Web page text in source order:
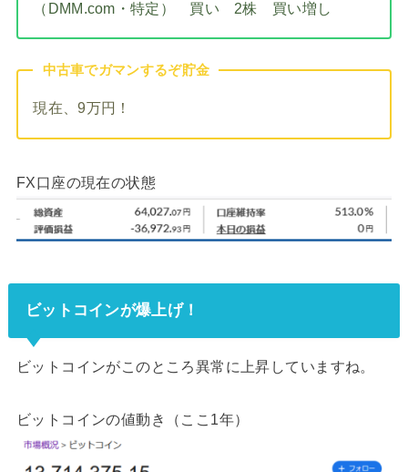
（DMM.com・特定） 買い 2株 買い増し
中古車でガマンするぞ貯金
現在、9万円！
FX口座の現在の状態
ビットコインが爆上げ！
ビットコインがこのところ異常に上昇していますね。
ビットコインの値動き（ここ1年）